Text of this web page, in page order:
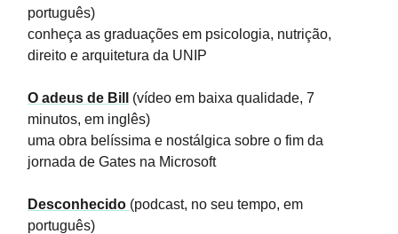
português)
conheça as graduações em psicologia, nutrição,
direito e arquitetura da UNIP
O adeus de Bill
(vídeo em baixa qualidade, 7
minutos, em inglês)
uma obra belíssima e nostálgica sobre o fim da
jornada de Gates na Microsoft
Desconhecido (podcast, no seu tempo, em
português)